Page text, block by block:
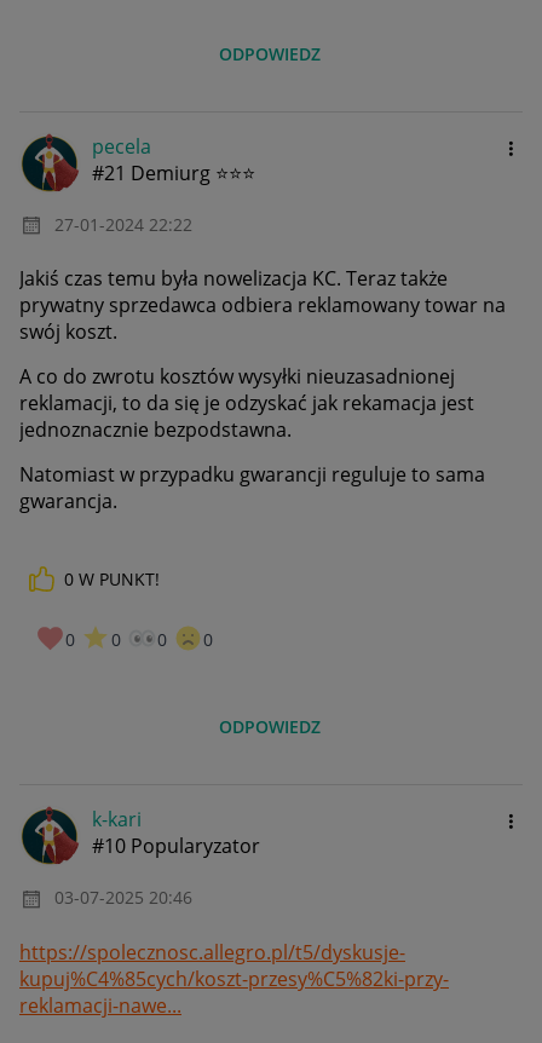
ODPOWIEDZ
pecela
#21 Demiurg ⭐⭐⭐
‎27-01-2024 22:22
Jakiś czas temu była nowelizacja KC. Teraz także
prywatny sprzedawca odbiera reklamowany towar na
swój koszt.
A co do zwrotu kosztów wysyłki nieuzasadnionej
reklamacji, to da się je odzyskać jak rekamacja jest
jednoznacznie bezpodstawna.
Natomiast w przypadku gwarancji reguluje to sama
gwarancja.
0 W PUNKT!
0 0 0 0
ODPOWIEDZ
k-kari
#10 Popularyzator
‎03-07-2025 20:46
https://spolecznosc.allegro.pl/t5/dyskusje-
kupuj%C4%85cych/koszt-przesy%C5%82ki-przy-
reklamacji-nawe...